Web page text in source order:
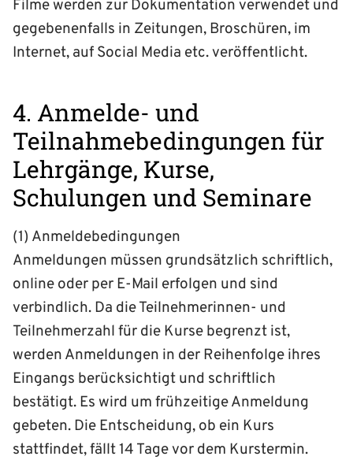
Filme werden zur Dokumentation verwendet und
gegebenenfalls in Zeitungen, Broschüren, im
Internet, auf Social Media etc. veröffentlicht.
4. Anmelde- und
Teilnahmebedingungen für
Lehrgänge, Kurse,
Schulungen und Seminare
(1) Anmeldebedingungen
Anmeldungen müssen grundsätzlich schriftlich,
online oder per E-Mail erfolgen und sind
verbindlich. Da die Teilnehmerinnen- und
Teilnehmerzahl für die Kurse begrenzt ist,
werden An­meldungen in der Reihen­folge ihres
Eingangs berücksichtigt und schriftlich
bestätigt. Es wird um frühzeitige An­meldung
gebeten. Die Entscheidung, ob ein Kurs
stattfindet, fällt 14 Tage vor dem Kurstermin.